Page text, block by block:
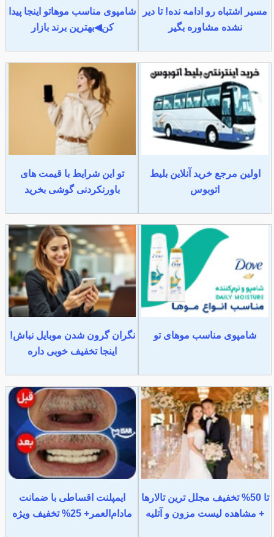
مسیر اشتباه رو ادامه نده! تا دیر
نشده مشاوره بگیر
شامپوی مناسب موهاتو اینجا پیدا
کن◀بهترین برند بازار
اولین مرجع خرید آنلاین بلیط
اتوبوس
تو این شرایط با قیمت های
باورنکردنی گوشی بخرید
شامپوی مناسب موهای تو
نگران گرون شدن موبایل نباش!
اینجا تخفیف خوبی داره
تا 50% تخفیف مجلل ترین تالارها
+ مشاهده لیست مزون و آتلیه
ایمپلنت اقساطی با ضمانت
مادام‌العمر+ 25% تخفیف ویژه